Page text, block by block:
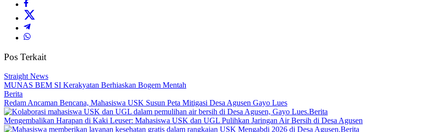
Pos Terkait
Straight News
MUNAS BEM SI Kerakyatan Berhiaskan Bogem Mentah
Berita
Redam Ancaman Bencana, Mahasiswa USK Susun Peta Mitigasi Desa Agusen Gayo Lues
Berita
Mengembalikan Harapan di Kaki Leuser: Mahasiswa USK dan UGL Pulihkan Jaringan Air Bersih di Desa Agusen
Berita